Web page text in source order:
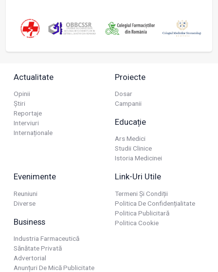
Actualitate
Opinii
Știri
Reportaje
Interviuri
Internaționale
Proiecte
Dosar
Campanii
Educație
Ars Medici
Studii Clinice
Istoria Medicinei
Evenimente
Reuniuni
Diverse
Business
Industria Farmaceutică
Sănătate Privată
Advertorial
Anunțuri De Mică Publicitate
Link-Uri Utile
Termeni Și Condiții
Politica De Confidențialitate
Politica Publicitară
Politica Cookie